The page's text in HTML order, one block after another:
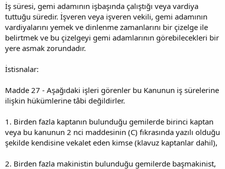
İş süresi, gemi adamının işbaşında çalıştığı veya vardiya
tuttuğu süredir. İşveren veya işveren vekili, gemi adamının
vardiyalarını yemek ve dinlenme zamanlarını bir çizelge ile
belirtmek ve bu çizelgeyi gemi adamlarının görebilecekleri bir
yere asmak zorundadır.
İstisnalar:
Madde 27 - Aşağıdaki işleri görenler bu Kanunun iş sürelerine
ilişkin hükümlerine tâbi değildirler.
1. Birden fazla kaptanın bulunduğu gemilerde birinci kaptan
veya bu kanunun 2 nci maddesinin (C) fıkrasında yazılı olduğu
şekilde kendisine vekalet eden kimse (klavuz kaptanlar dahil),
2. Birden fazla makinistin bulunduğu gemilerde başmakinist,